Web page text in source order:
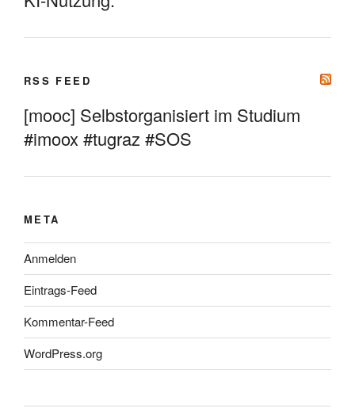
RSS FEED
[mooc] Selbstorganisiert im Studium
#imoox #tugraz #SOS
META
Anmelden
Eintrags-Feed
Kommentar-Feed
WordPress.org